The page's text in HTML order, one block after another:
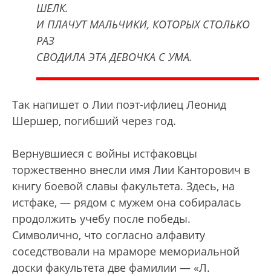
ШЕЛК.
И ПЛАЧУТ МАЛЬЧИКИ, КОТОРЫХ СТОЛЬКО
РАЗ
СВОДИЛА ЭТА ДЕВОЧКА С УМА.
Так напишет о Лии поэт-ифлиец Леонид
Шершер, погибший через год.
Вернувшиеся с войны истфаковцы
торжественно внесли имя Лии Канторович в
книгу боевой славы факультета. Здесь, на
истфаке, — рядом с мужем она собиралась
продолжить учебу после победы.
Символично, что согласно алфавиту
соседствовали на мраморе мемориальной
доски факультета две фамилии — «Л.